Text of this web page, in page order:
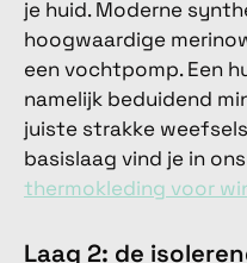
je huid. Moderne
hoogwaardige
een vochtpomp. Een
namelijk beduidend
juiste strakke
basislaag vind je in
thermokleding voor
Laag 2: de